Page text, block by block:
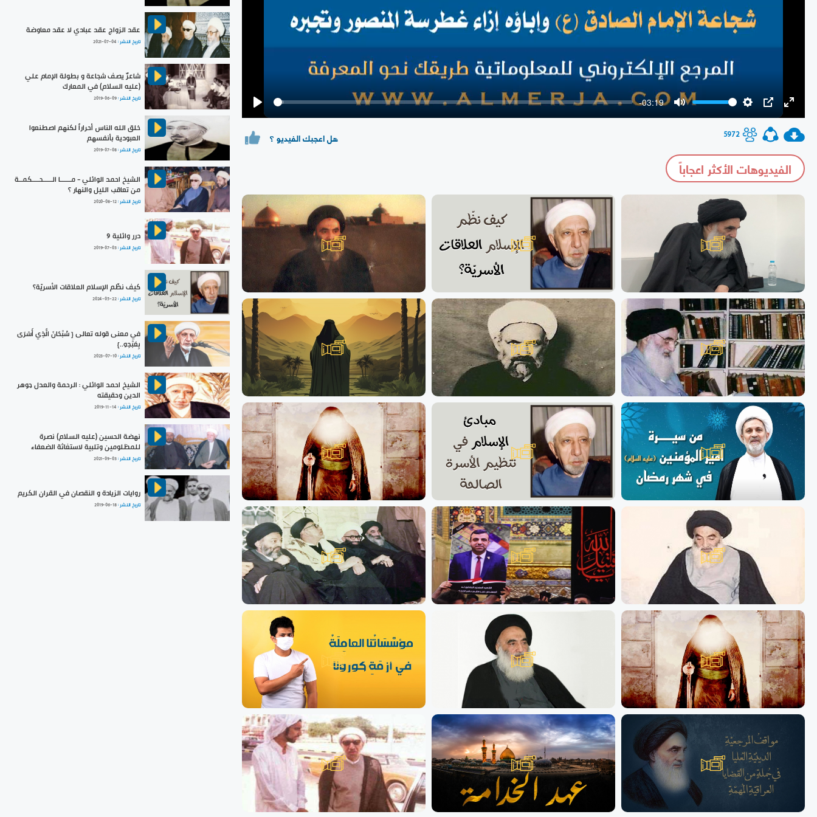
Play
-03:19
PIP
5972 هل اعجبك الفيديو ؟
الفيديوهات الأكثر اعجاباً
عقد الزواج عقد عبادي لا عقد معاوضة
تاريخ النشر : 2021-07-04
شاعرٌ يصف شجاعة و بطولة الإمام علي
(عليه السلام) في المعارك
تاريخ النشر :2019-06-09
خلق الله الناس أحراراً لكنهم اصطنعوا
العبودية بأنفسهم
تاريخ النشر :2019-07-08
الشيخ احمد الوائلي - مــــــا الـــــحــــكمــة
من تعاقب الليل والنهار ؟
تاريخ النشر :2020-08-12
درر وائلية 9
تاريخ النشر :2019-07-03
كيف نظّم الإسلام العلاقات الأسريّة؟
تاريخ النشر :2024-05-22
في معنى قوله تعالى { سُبْحَانَ الَّذِي أَسْرَى
بِعَبْدِهِ..}
تاريخ النشر :2023-07-10
الشيخ احمد الوائلي : الرحمة والعدل جوهر
الدين وحقيقته
تاريخ النشر : 2019-11-14
نهضة الحسين (عليه السلام) نصرة
للمظلومين وتلبية لاستغاثة الضعفاء
تاريخ النشر :2021-09-03
روايات الزيادة و النقصان في القران الكريم
تاريخ النشر :2019-06-18